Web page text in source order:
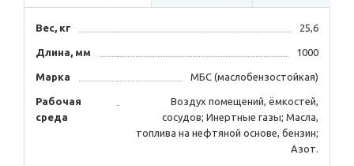
Вес, кг 25,6
Длина, мм 1000
Марка МБС (маслобензостойкая)
Рабочая
среда
Воздух помещений, ёмкостей,
сосудов; Инертные газы; Масла,
топлива на нефтяной основе, бензин;
Азот.